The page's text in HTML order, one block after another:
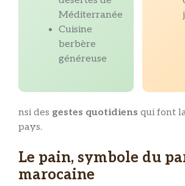
Méditerranée
Cuisine
berbère
généreuse
nsi des gestes quotidiens qui font
pays.
Le pain, symbole du
marocaine